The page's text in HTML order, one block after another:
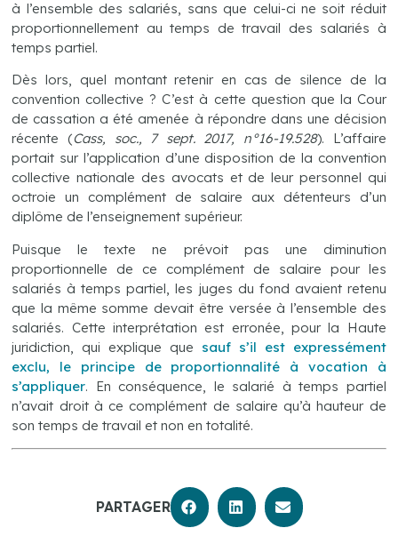
à l’ensemble des salariés, sans que celui-ci ne soit réduit
proportionnellement au temps de travail des salariés à
temps partiel.
Dès lors, quel montant retenir en cas de silence de la
convention collective ? C’est à cette question que la Cour
de cassation a été amenée à répondre dans une décision
récente (Cass, soc., 7 sept. 2017, n°16-19.528). L’affaire
portait sur l’application d’une disposition de la convention
collective nationale des avocats et de leur personnel qui
octroie un complément de salaire aux détenteurs d’un
diplôme de l’enseignement supérieur.
Puisque le texte ne prévoit pas une diminution
proportionnelle de ce complément de salaire pour les
salariés à temps partiel, les juges du fond avaient retenu
que la même somme devait être versée à l’ensemble des
salariés. Cette interprétation est erronée, pour la Haute
juridiction, qui explique que sauf s’il est expressément
exclu, le principe de proportionnalité à vocation à
s’appliquer. En conséquence, le salarié à temps partiel
n’avait droit à ce complément de salaire qu’à hauteur de
son temps de travail et non en totalité.
PARTAGER